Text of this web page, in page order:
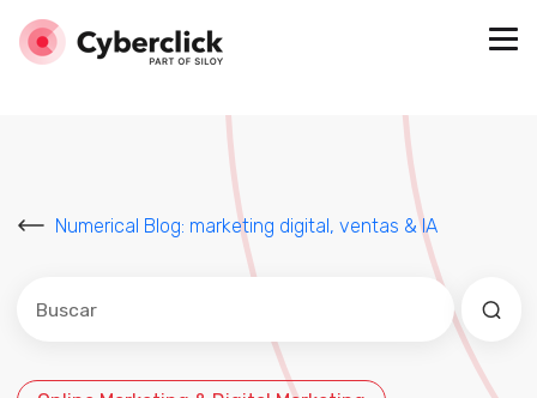
Numerical Blog: marketing digital, ventas & IA
Este es un campo de búsqueda con una función de
No hay sugerencias porque el campo de